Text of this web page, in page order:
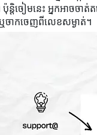
ប៉ុន្តិចៀមនេះ អ្នកអាចចា
ចាកចេញពីលេខសម្ងាត់។